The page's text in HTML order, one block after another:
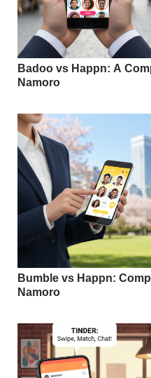
Badoo vs Happn: A
Namoro
Bumble vs Happn:
Namoro